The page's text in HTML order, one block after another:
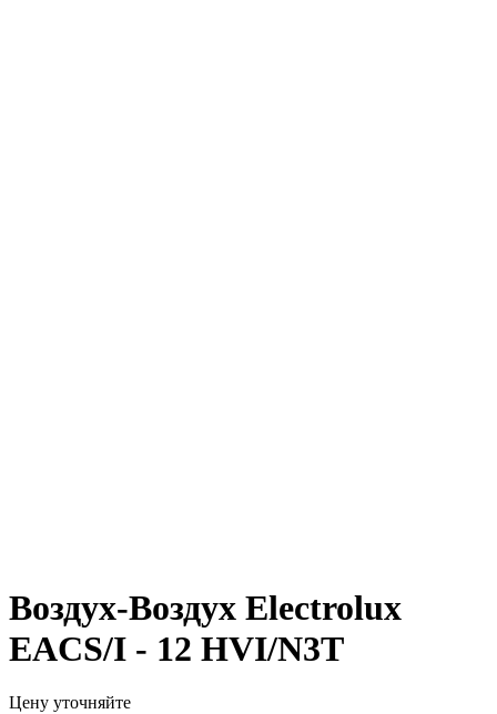
Воздух-Воздух Electrolux
EACS/I - 12 HVI/N3T
Цену уточняйте